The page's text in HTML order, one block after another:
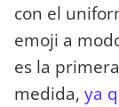
con el
emoji a
es la
medida, ya